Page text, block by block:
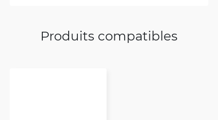
Produits compatibles